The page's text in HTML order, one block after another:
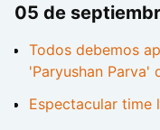
05 de
Todos debemos
'Paryushan Parva'
Espectacular time